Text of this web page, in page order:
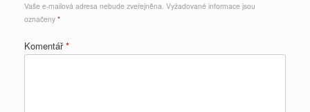
Vaše e-mailová adresa nebude zveřejněna. Vyžadované informace jsou
označeny *
Komentář*